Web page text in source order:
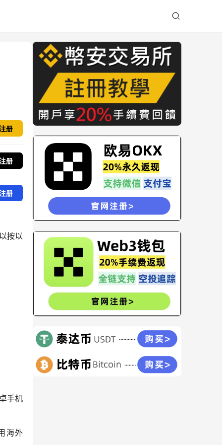
册
册
册
按以
手机
海外